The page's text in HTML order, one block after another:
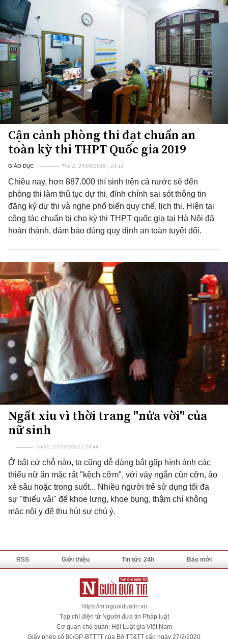
Cận cảnh phòng thi đạt chuẩn an
toàn kỳ thi THPT Quốc gia 2019
GIÁO DỤC Thứ 2, 24/06/2019 | 14:11
Chiều nay, hơn 887.000 thí sinh trên cả nước sẽ đến
phòng thi làm thủ tục dự thi, đính chính sai sót thông tin
đăng ký dự thi và nghe phổ biến quy chế, lịch thi. Hiện tại
công tác chuẩn bị cho kỳ thi THPT quốc gia tại Hà Nội đã
hoàn thành, đảm bảo đúng quy định an toàn tuyệt đối.
Ngất xỉu vì thời trang "nửa vời" của
nữ sinh
Thứ 5, 27/12/2012 | 23:44
Ở bất cứ chỗ nào, ta cũng dễ dàng bắt gặp hình ảnh các
thiếu nữ ăn mặc rất "kệch cỡm", với váy ngắn cũn cỡn, áo
xẻ sâu hoặc trong suốt... Nhiều người trẻ sử dụng tối đa
sự "thiếu vải" để khoe lưng, khoe bụng, thậm chí không
mặc nội y để thu hút sự chú ý.
RSS Giới thiệu Tin tức 24h Báo mới
https://m.nguoiduatin.vn
Tạp chí điện tử Người đưa tin Pháp luật
Cơ quan chủ quản: Hội Luật gia Việt Nam
Giấy phép số 80/GP-BTTTT của Bộ TT&TT cấp ngày 27/2/2020